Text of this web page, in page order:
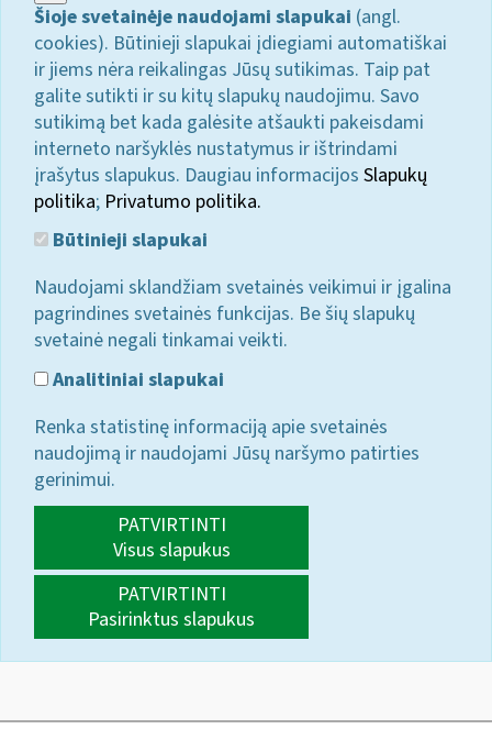
Šioje svetainėje naudojami slapukai (angl.
cookies). Būtinieji slapukai įdiegiami automatiškai
ir jiems nėra reikalingas Jūsų sutikimas. Taip pat
galite sutikti ir su kitų slapukų naudojimu. Savo
sutikimą bet kada galėsite atšaukti pakeisdami
interneto naršyklės nustatymus ir ištrindami
įrašytus slapukus. Daugiau informacijos Slapukų
politika; Privatumo politika.
Būtinieji slapukai
Naudojami sklandžiam svetainės veikimui ir įgalina
pagrindines svetainės funkcijas. Be šių slapukų
svetainė negali tinkamai veikti.
Analitiniai slapukai
Renka statistinę informaciją apie svetainės
naudojimą ir naudojami Jūsų naršymo patirties
gerinimui.
PATVIRTINTI
Visus slapukus
PATVIRTINTI
Pasirinktus slapukus